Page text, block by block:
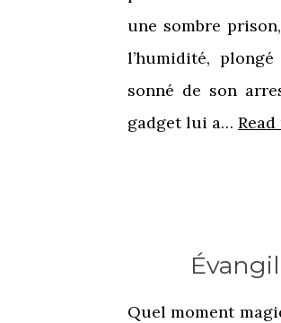
une sombre
l’humidité,
sonné de son
gadget lui a…
Quel moment